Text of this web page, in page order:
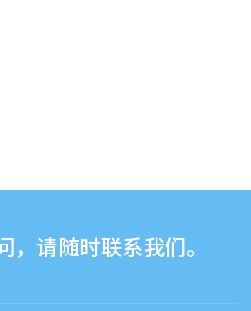
，请随时联系我们。